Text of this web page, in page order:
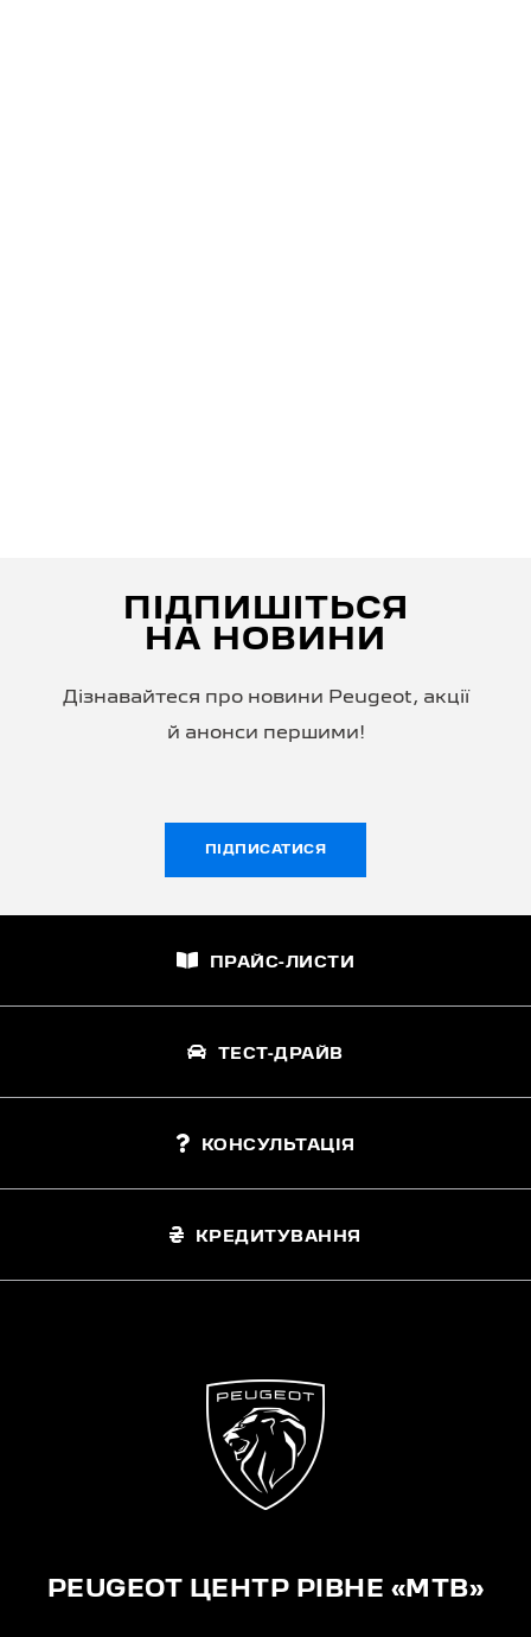
ПІДПИШІТЬСЯ
НА НОВИНИ
Дізнавайтеся про новини Peugeot, акції
й анонси першими!
ПІДПИСАТИСЯ
ПРАЙС-ЛИСТИ
ТЕСТ-ДРАЙВ
КОНСУЛЬТАЦІЯ
КРЕДИТУВАННЯ
PEUGEOT ЦЕНТР РІВНЕ «МТВ»